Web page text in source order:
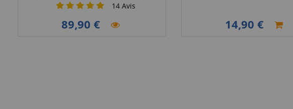
14 Avis
89,90 € 14,90 €